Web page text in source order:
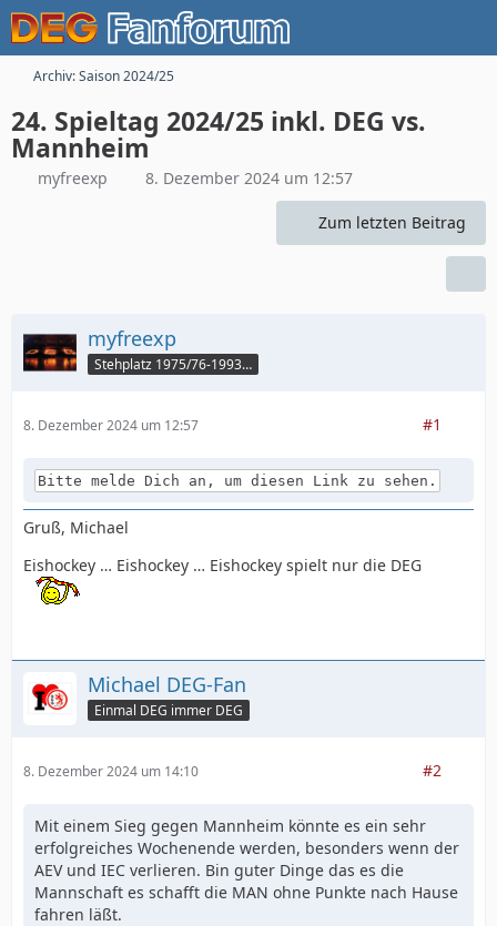
Archiv: Saison 2024/25
24. Spieltag 2024/25 inkl. DEG vs.
Mannheim
myfreexp 8. Dezember 2024 um 12:57
Zum letzten Beitrag
myfreexp
Stehplatz 1975/76-1993/94
8. Dezember 2024 um 12:57 #1
Bitte melde Dich an, um diesen Link zu sehen.
Gruß, Michael
Eishockey … Eishockey … Eishockey spielt nur die DEG
Michael DEG-Fan
Einmal DEG immer DEG
8. Dezember 2024 um 14:10 #2
Mit einem Sieg gegen Mannheim könnte es ein sehr
erfolgreiches Wochenende werden, besonders wenn der
AEV und IEC verlieren. Bin guter Dinge das es die
Mannschaft es schafft die MAN ohne Punkte nach Hause
fahren läßt.